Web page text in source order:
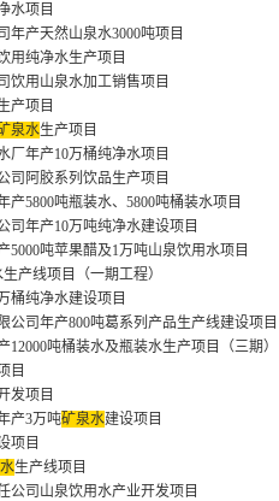
水项目
年产天然山泉水3000吨项目
用纯净水生产项目
饮用山泉水加工销售项目
产项目
泉水生产项目
厂年产10万桶纯净水项目
司阿胶系列饮品生产项目
5800吨瓶装水、5800吨桶装水项目
司年产10万吨纯净水建设项目
吨苹果醋及1万吨山泉饮用水项目
产线项目（一期工程）
桶纯净水建设项目
司年产800吨葛系列产品生产线建设项目
吨桶装水及瓶装水生产项目（三期）
目
发项目
产3万吨矿泉水建设项目
项目
生产线项目
公司山泉饮用水产业开发项目